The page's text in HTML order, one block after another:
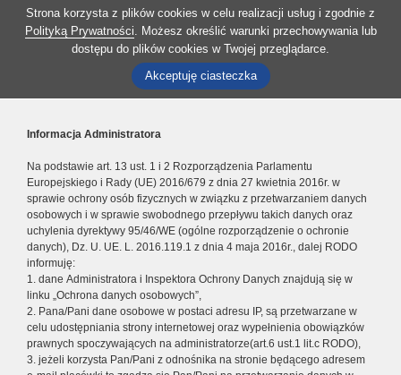
Strona korzysta z plików cookies w celu realizacji usług i zgodnie z
Polityką Prywatności. Możesz określić warunki przechowywania lub
dostępu do plików cookies w Twojej przeglądarce.
Akceptuję ciasteczka
Informacja Administratora
Na podstawie art. 13 ust. 1 i 2 Rozporządzenia Parlamentu
Europejskiego i Rady (UE) 2016/679 z dnia 27 kwietnia 2016r. w
sprawie ochrony osób fizycznych w związku z przetwarzaniem danych
osobowych i w sprawie swobodnego przepływu takich danych oraz
uchylenia dyrektywy 95/46/WE (ogólne rozporządzenie o ochronie
danych), Dz. U. UE. L. 2016.119.1 z dnia 4 maja 2016r., dalej RODO
informuję:
1. dane Administratora i Inspektora Ochrony Danych znajdują się w
linku „Ochrona danych osobowych”,
2. Pana/Pani dane osobowe w postaci adresu IP, są przetwarzane w
celu udostępniania strony internetowej oraz wypełnienia obowiązków
prawnych spoczywających na administratorze(art.6 ust.1 lit.c RODO),
3. jeżeli korzysta Pan/Pani z odnośnika na stronie będącego adresem